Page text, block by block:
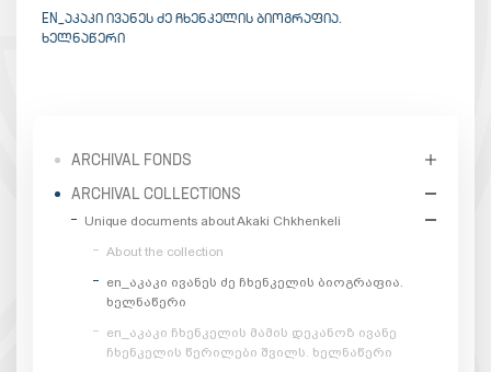
EN_ᲐᲙᲐᲙᲘ ᲘᲕᲐᲜᲔᲡ ᲫᲔ ᲩᲮᲔᲜᲙᲔᲚᲘᲡ ᲑᲘᲝᲒᲠᲐᲤᲘᲐ.
ᲮᲔᲚᲜᲐᲬᲔᲠᲘ
ARCHIVAL FONDS
ARCHIVAL COLLECTIONS
Unique documents about Akaki Chkhenkeli
About the collection
en_აკაკი ივანეს ძე ჩხენკელის ბიოგრაფია.
ხელნაწერი
en_აკაკი ჩხენკელის მამის დეკანოზ ივანე
ჩხენკელის წერილები შვილს. ხელნაწერი